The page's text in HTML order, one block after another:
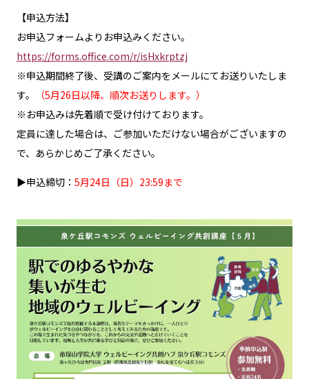
【申込方法】
お申込フォームよりお申込みください。
https://forms.office.com/r/isHxkrptzj
※申込期間終了後、受講のご案内をメールにてお送りいたしま
す。
（5月26日以降、順次お送りします。）
※お申込みは先着順で受け付けております。
定員に達した場合は、ご参加いただけない場合がございますの
で、あらかじめご了承ください。
▶申込締切： 5月24日（日）23:59まで